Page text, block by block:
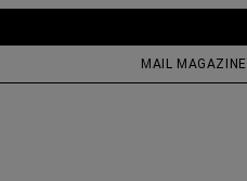
MAIL MAGAZINE